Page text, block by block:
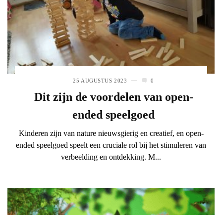
25 AUGUSTUS 2023 0
Dit zijn de voordelen van open-
ended speelgoed
Kinderen zijn van nature nieuwsgierig en creatief, en open-
ended speelgoed speelt een cruciale rol bij het stimuleren van
verbeelding en ontdekking. M...